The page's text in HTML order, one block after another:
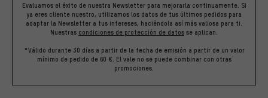
Evaluamos el éxito de nuestra Newsletter para mejorarla continuamente. Si
ya eres cliente nuestro, utilizamos los datos de tus últimos pedidos para
adaptar la Newsletter a tus intereses, haciéndola así más valiosa para ti.
Nuestras condiciones de protección de datos se aplican.
*Válido durante 30 días a partir de la fecha de emisión a partir de un valor
mínimo de pedido de 60 €. El vale no se puede combinar con otras
promociones.